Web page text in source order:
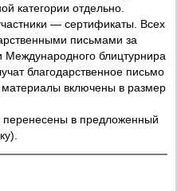
категории отдельно.
— сертификаты. Всех
письмами за
Международного блицтурнира
благодарственное письмо
включены в размер
перенесены в предложенный